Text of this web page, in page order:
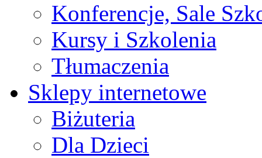
Konferencje, Sale
Kursy i Szkolenia
Tłumaczenia
Sklepy internetowe
Biżuteria
Dla Dzieci